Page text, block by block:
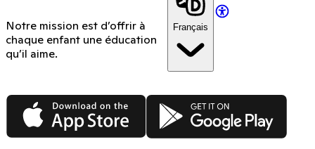
Notre mission est d’offrir à
chaque enfant une éducation
qu’il aime.
Français
App Store Google Play